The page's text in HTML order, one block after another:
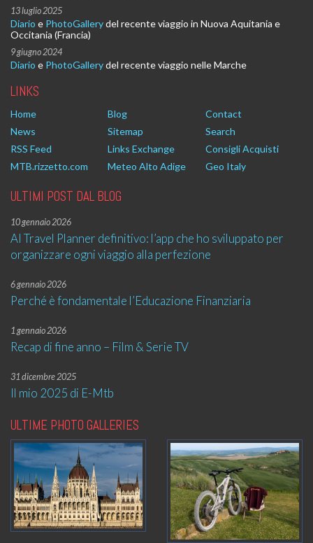
13 luglio 2025
Diario e PhotoGallerydel recente viaggio in Nuova Aquitania e
Occitania (Francia)
9 giugno 2024
Diario e PhotoGallerydel recente viaggio nelle Marche
LINKS
Home Blog
Contact
News
Sitemap
Search
RSS Feed
Links Exchange
Consigli Acquisti
MTB.rizzetto.com
Meteo Alto Adige Geo Italy
ULTIMI POST DAL BLOG
10 gennaio 2026
AI Travel Planner definitivo: l’app che ho sviluppato per
organizzare ogni viaggio alla perfezione
6 gennaio 2026
Perché è fondamentale l’Educazione Finanziaria
1 gennaio 2026
Recap di fine anno – Film & Serie TV
31 dicembre 2025
Il mio 2025 di E-Mtb
ULTIME PHOTO GALLERIES